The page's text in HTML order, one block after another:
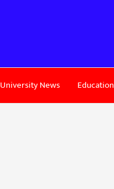
University News Education